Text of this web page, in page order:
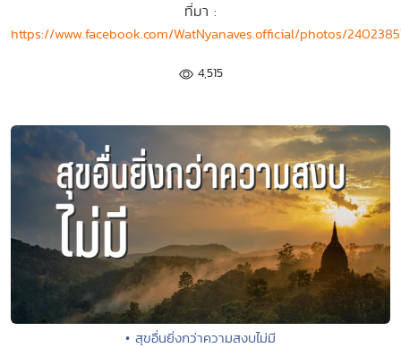
ที่มา :
https://www.facebook.com/WatNyanaves.official/photos/
4,515
• สุขอื่นยิ่งกว่าความสงบไม่มี